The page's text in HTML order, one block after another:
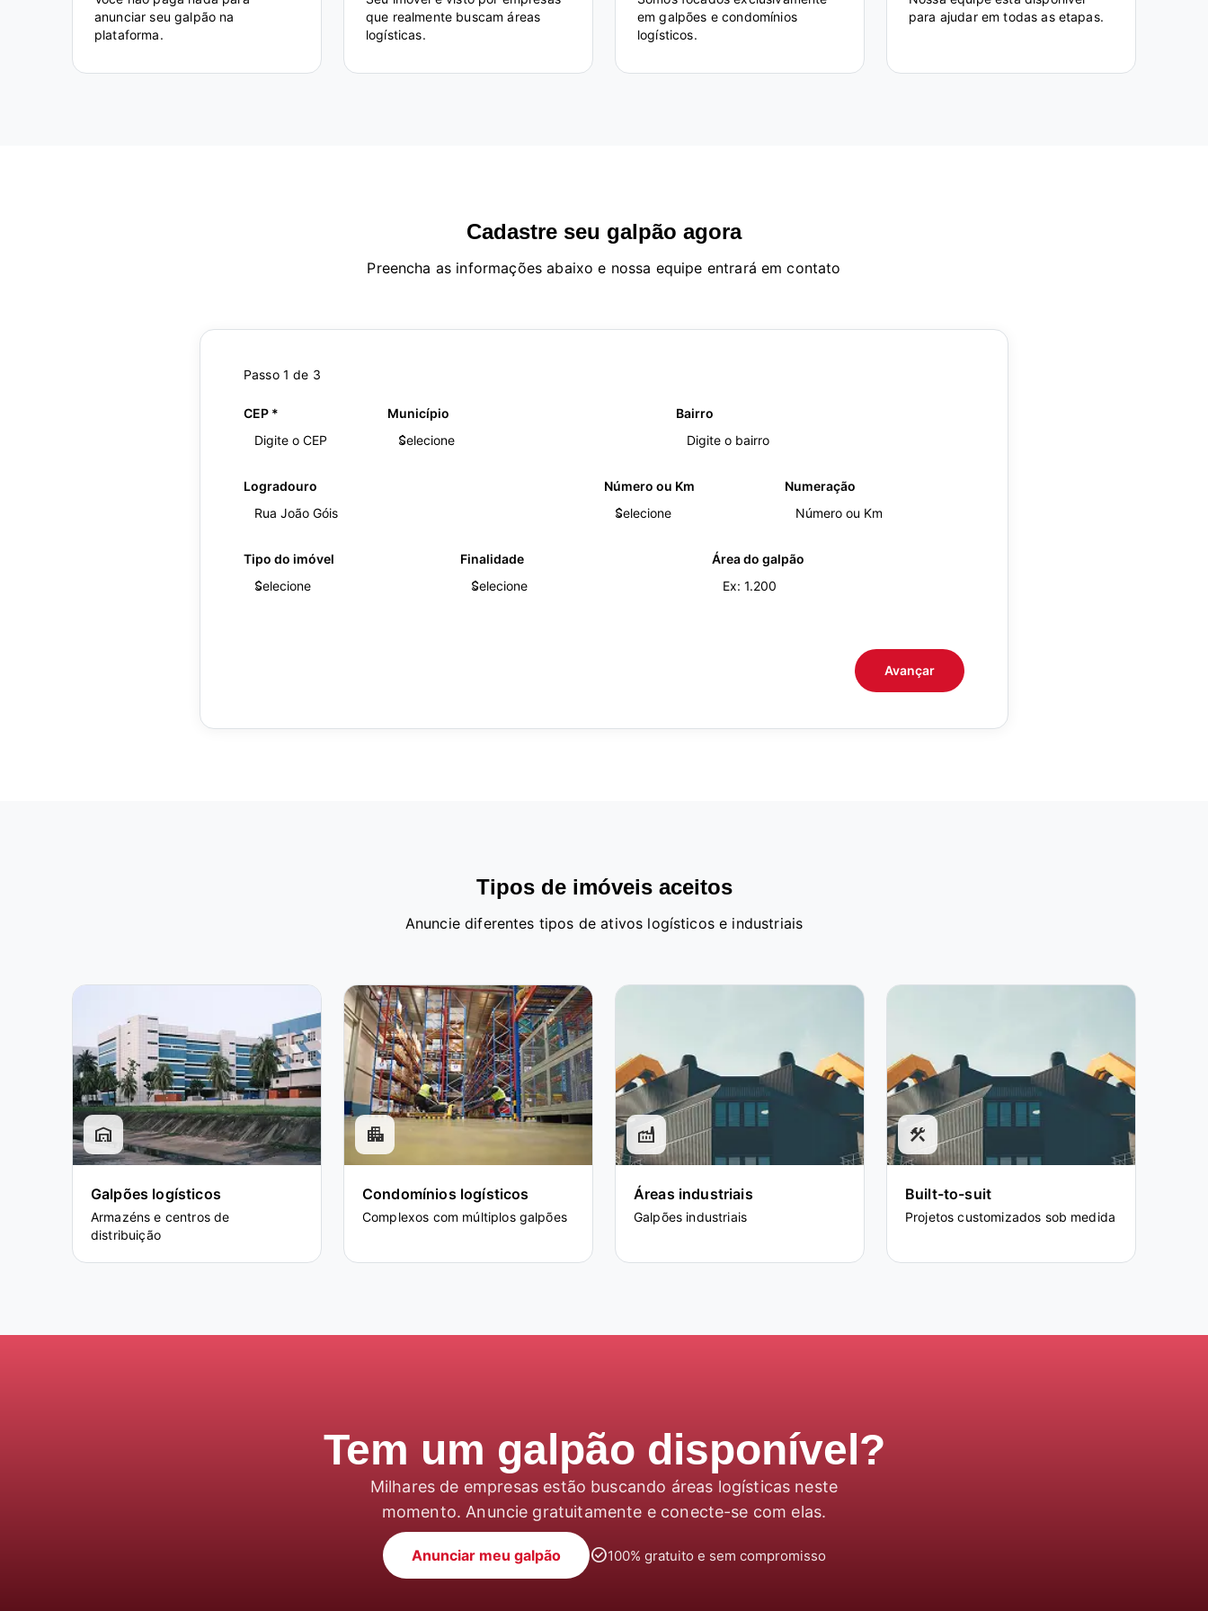
anunciar seu galpão na
plataforma.
que realmente buscam áreas
logísticas.
em galpões e condomínios
logísticos.
para ajudar em todas as etapas.
Cadastre seu galpão agora
Preencha as informações abaixo e nossa equipe entrará em contato
Passo 1 de 3
CEP * Município Bairro
Logradouro Número ou Km Numeração
Tipo do imóvel Finalidade Área do galpão
Avançar
Tipos de imóveis aceitos
Anuncie diferentes tipos de ativos logísticos e industriais
warehouse
Galpões logísticos
Armazéns e centros de
distribuição
apartment
Condomínios logísticos
Complexos com múltiplos galpões
factory
Áreas industriais
Galpões industriais
construction
Built-to-suit
Projetos customizados sob medida
Tem um galpão disponível?
Milhares de empresas estão buscando áreas logísticas neste
momento. Anuncie gratuitamente e conecte-se com elas.
Anunciar meu galpão check_circle100% gratuito e sem compromisso